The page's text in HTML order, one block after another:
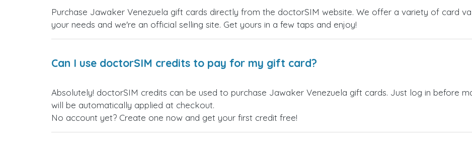
Purchase Jawaker Venezuela gift cards directly from the doctorSIM website. We offer a variety of card
your needs and we're an official selling site. Get yours in a few taps and enjoy!
Can I use doctorSIM credits to pay for my gift card?
Absolutely! doctorSIM credits can be used to purchase Jawaker Venezuela gift cards. Just log in before
will be automatically applied at checkout.
No account yet? Create one now and get your first credit free!